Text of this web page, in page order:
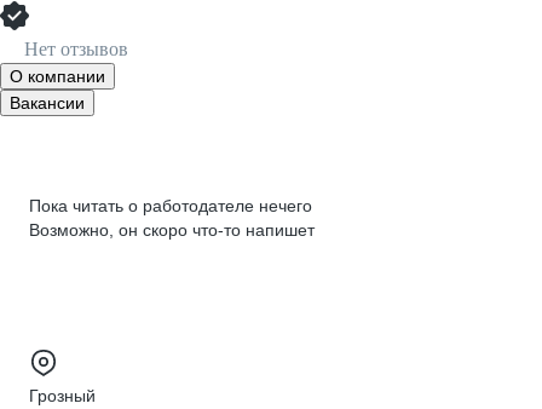
Нет отзывов
О компании
Вакансии
Пока читать о работодателе нечего
Возможно, он скоро что‑то напишет
Грозный